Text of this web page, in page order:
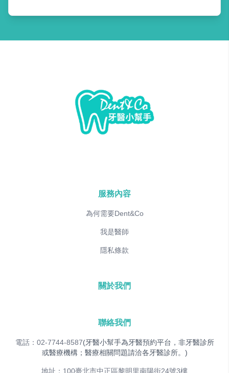
服務內容
為何需要Dent&Co
我是醫師
隱私條款
關於我們
聯絡我們
電話：02-7744-8587(牙醫小幫手為牙醫預約平台，非牙醫診所
或醫療機構；醫療相關問題請洽各牙醫診所。)
地址：100臺北市中正區黎明里南陽街24號3樓